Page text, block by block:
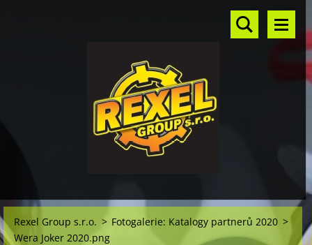
Rexel Group s.r.o. > Fotogalerie: Katalogy partnerů 2020 >
Wera Joker 2020.png